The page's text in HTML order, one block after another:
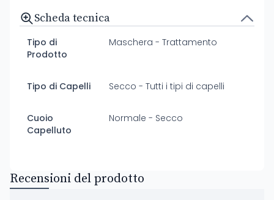
Scheda tecnica
Tipo di
Prodotto
Maschera - Trattamento
Tipo di Capelli Secco - Tutti i tipi di capelli
Cuoio
Capelluto
Normale - Secco
Recensioni del prodotto